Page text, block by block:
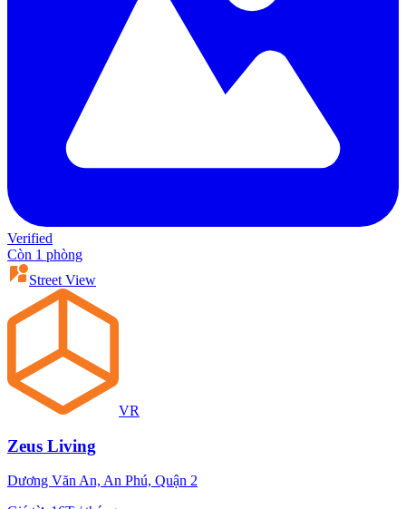
Verified
Còn 1 phòng
Street View
VR
Zeus Living
Dương Văn An, An Phú, Quận 2